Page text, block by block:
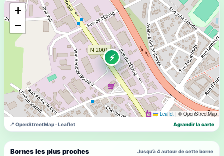
⚡
+
−
Leaflet | © OpenStreetMap
📍 OpenStreetMap · Leaflet Agrandir la carte
Bornes les plus proches Jusqu’à 4 autour de cette borne